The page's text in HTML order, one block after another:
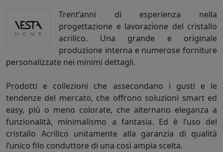
Trent’anni di esperienza nella
progettazione e lavorazione del cristallo
acrilico. Una grande e originale
produzione interna e numerose forniture
personalizzate nei minimi dettagli.
Prodotti e collezioni che assecondano i gusti e le
tendenze del mercato, che offrono soluzioni smart ed
easy, più o meno colorate, che alternano eleganza a
funzionalità, minimalismo a fantasia. Ed è l’uso del
cristallo Acrilico unitamente alla garanzia di qualità
l’unico filo conduttore di una così ampia scelta.